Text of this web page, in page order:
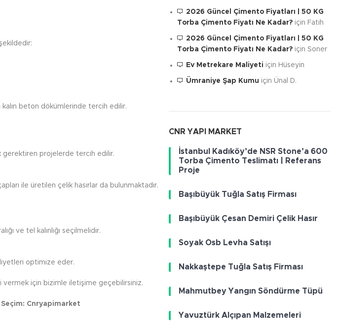
kalın beton dökümlerinde tercih edilir.
gerektiren projelerde tercih edilir.
ile üretilen çelik hasırlar da bulunmaktadır.
ve tel kalınlığı seçilmelidir.
optimize eder.
vermek için bizimle iletişime geçebilirsiniz.
Cnryapimarket
2026 Güncel Çimento Fiyatları | 50 KG
Torba Çimento Fiyatı Ne Kadar?için Fatih
2026 Güncel Çimento Fiyatları | 50 KG
Torba Çimento Fiyatı Ne Kadar?için Soner
Ev Metrekare Maliyeti için Hüseyin
Ümraniye Şap Kumu için Ünal D.
CNR YAPI MARKET
İstanbul Kadıköy’de NSR Stone’a 600
Torba Çimento Teslimatı | Referans
Proje
Başıbüyük Tuğla Satış Firması
Başıbüyük Çesan Demiri Çelik Hasır
Soyak Osb Levha Satışı
Nakkaştepe Tuğla Satış Firması
Mahmutbey Yangın Söndürme Tüpü
Yavuztürk Alçıpan Malzemeleri